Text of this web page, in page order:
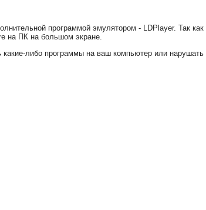
программой эмулятором - LDPlayer. Так
на ПК на большом экране.
либо программы на ваш компьютер или